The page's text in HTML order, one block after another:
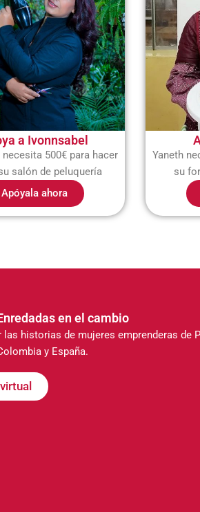
a Ivonnsabel
500€ para hacer
salón de peluquería
Apóyala ahora
Yaneth
su
en el cambio
historias de mujeres emprenderas de
y España.